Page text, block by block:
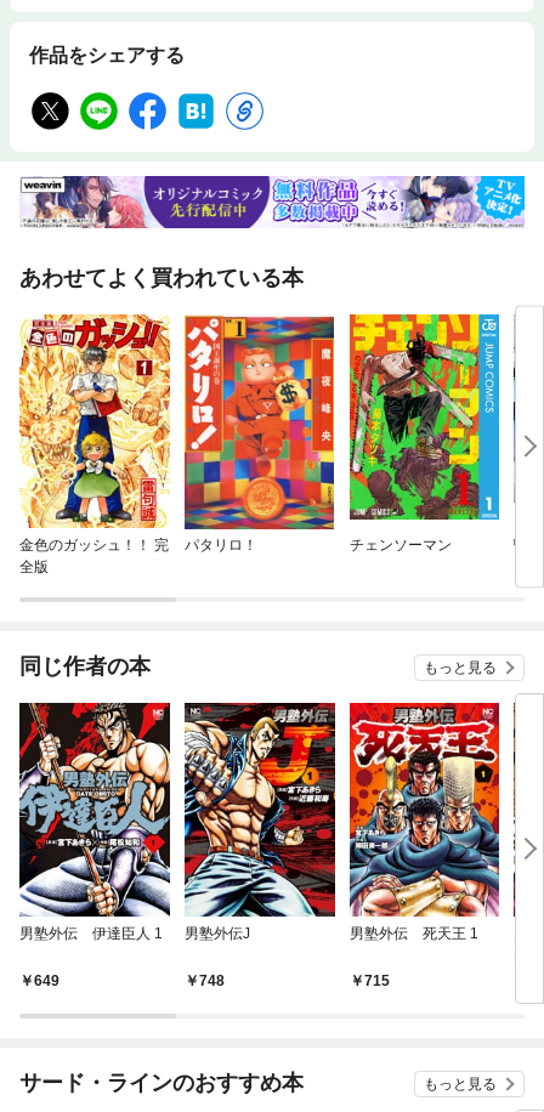
作品をシェアする
あわせてよく買われている本
金色のガッシュ！！ 完
全版
パタリロ！ チェンソーマン 鴨
同じ作者の本 もっと見る
男塾外伝 伊達臣人 1
649
男塾外伝J
748
男塾外伝 死天王 1
715
サード・ラインのおすすめ本 もっと見る